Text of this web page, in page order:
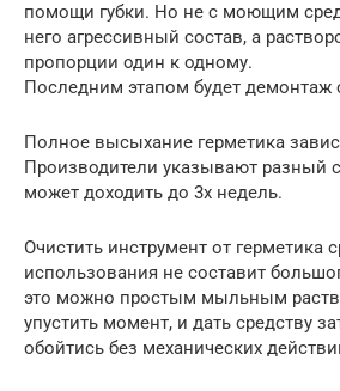
помощи губки. Но не с моющим
него агрессивный состав, а
пропорции один к одному.
Последним этапом будет демонтаж
Полное высыхание герметика
Производители указывают разный
может доходить до 3х недель.
Очистить инструмент от герметика
использования не составит
это можно простым мыльным
упустить момент, и дать средству
обойтись без механических